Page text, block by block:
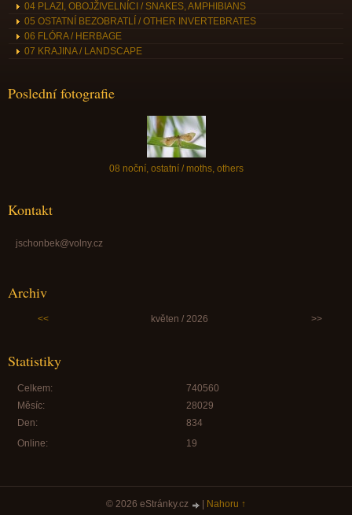
04 PLAZI, OBOJŽIVELNÍCI / SNAKES, AMPHIBIANS
05 OSTATNÍ BEZOBRATLÍ / OTHER INVERTEBRATES
06 FLÓRA / HERBAGE
07 KRAJINA / LANDSCAPE
Poslední fotografie
08 noční, ostatní / moths, others
Kontakt
jschonbek@volny.cz
Archiv
<< květen / 2026 >>
Statistiky
Online: 19
Celkem:
740560
Měsíc:
28029
Den:
834
© 2026 eStránky.cz Nahoru ↑